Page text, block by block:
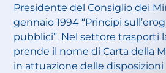
Presidente del Consiglio dei
gennaio 1994 “Principi
pubblici”. Nel settore trasporti
prende il nome di Carta della
in attuazione delle disposizioni